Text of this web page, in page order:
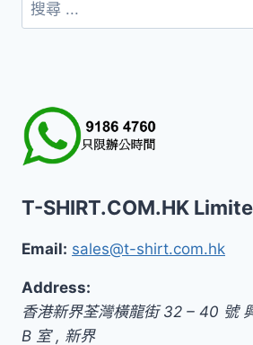
尋
T-SHIRT.COM.HK
Email: sales@t-shirt.com.hk
Address:
香港新界荃灣橫龍街 32 – 40 號
B 室, 新界